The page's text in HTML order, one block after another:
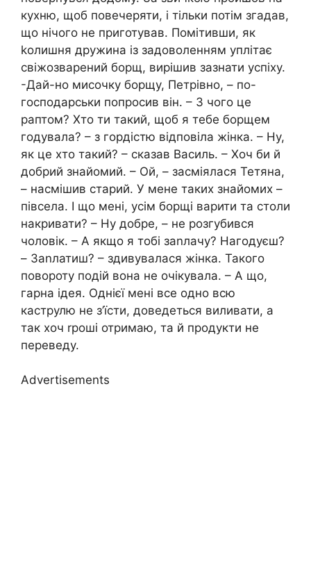
кухню, щоб повечеряти, і тільки потім згадав,
що нічого не приготував. Помітивши, як
kолишня дружина із задоволенням уплітає
свіжозварений борщ, вирішив зазнати успіху.
-Дай-но мисочку борщу, Петрівно, – по-
господарськи попросив він. – З чого це
раптом? Хто ти такий, щоб я тебе борщем
годувала? – з гордістю відповіла жінка. – Ну,
як це хто такий? – сказав Василь. – Хоч би й
добрий знайомий. – Ой, – засміялася Тетяна,
– насмішив старий. У мене таких знайомих –
півсела. І що мені, усім борщі варити та столи
накривати? – Ну добре, – не розгубився
чоловік. – А якщо я тобі заnлачу? Нагодуєш?
– Заnлатиш? – здивувалася жінка. Такого
повороту подій вона не очікувала. – А що,
гарна ідея. Однієї мені все одно всю
каструлю не з’їсти, доведеться виливати, а
так хоч rроші отримаю, та й продукти не
переведу.
Advertisements